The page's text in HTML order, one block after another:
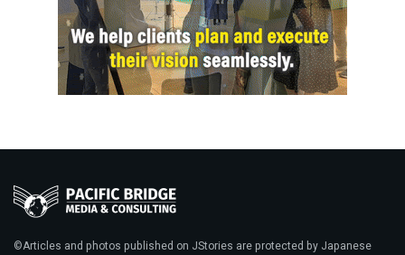
©Articles and photos published on JStories are protected by Japanese